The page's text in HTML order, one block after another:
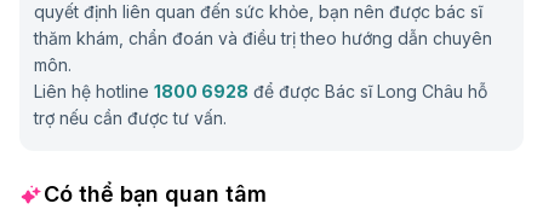
Tiền sử gia đình: Một số bệnh gan và rối loạn
chuyển hóa di truyền có thể làm tăng nguy cơ
vàng da.
Sử dụng thuốc: Một số loại thuốc có thể gây tổn
bilirubin.
quyết định liên quan đến sức khỏe, bạn nên được bác sĩ
thăm khám, chẩn đoán và điều trị theo hướng dẫn chuyên
môn.
Liên hệ hotline 1800 6928 để được Bác sĩ Long Châu hỗ
trợ nếu cần được tư vấn.
Có thể bạn quan tâm